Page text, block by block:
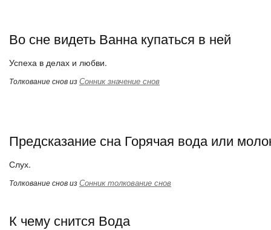
Во сне видеть Ванна купаться в ней
Успеха в делах и любви.
Толкование снов изСонник значение снов
Предсказание сна Горячая вода или
Слух.
Толкование снов изСонник толкование снов
К чему снится Вода